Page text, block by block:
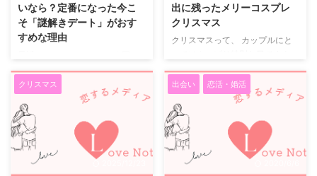
いなら？定番になった今こ
そ「謎解きデート」がおす
すめな理由
流れになっていませんか。 買い
物して ごはん食べて 映画観て解
散。 それも楽しいけれど、 「今
日はちょっと違うことしたいな」
そんな日にちょうどいいのが、謎
解きデートです。 謎解きデート
はもう定番 謎解きゲームや脱出
ゲームは、 今ではすっかり定番
出に残ったメリーコスプレ
クリスマス
クリスマスって、 カップルにと
ね。 学生のころは特に、 この日
のためにバイトを増やしたり、
少し背伸びをしてプレゼントを用
意したり。 「せっかくのクリス
マスだから」 そう思って、みん
なそれぞれ頑張ります。 お金を
かけなくても特別にしたい でも
正直、 学生の身で豪華なディナ
クリスマス 出会い 恋活・婚活